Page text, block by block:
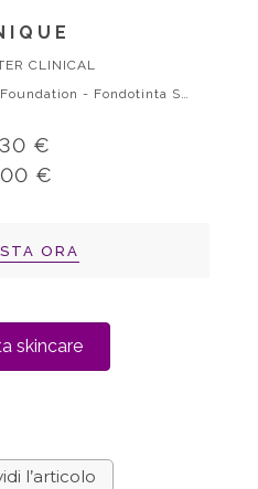
CLINICAL
Vitamin Makeup SPF 50 Foundation - Fondotinta SPF50
€
€
ORA
skincare
l’articolo